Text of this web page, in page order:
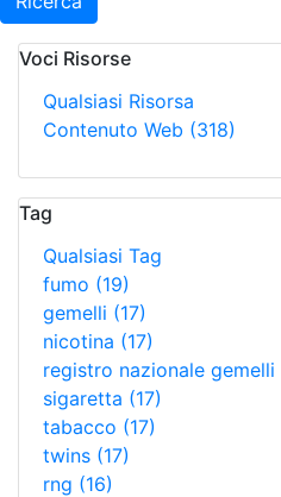
Voci Risorse
Qualsiasi Risorsa
Contenuto Web (318)
Tag
Qualsiasi Tag
fumo (19)
gemelli (17)
nicotina (17)
registro nazionale gemelli
sigaretta (17)
tabacco (17)
twins (17)
rng (16)